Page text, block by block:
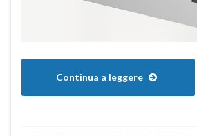
Continua a leggere